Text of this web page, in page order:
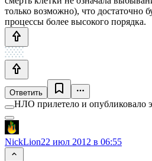
только возможно), что достаточно
процессы более высокого порядка.
Ответить
НЛО прилетело и опубликовало
NickLion22 июл 2012 в 06:55